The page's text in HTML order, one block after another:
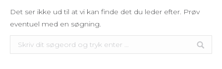
Det ser ikke ud til at vi kan finde det du leder efter. Prøv
eventuel med en søgning.
Søg: